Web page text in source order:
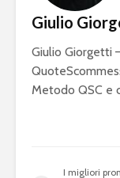
Giulio
Giulio Giorgetti
Metodo QSC e
I migliori